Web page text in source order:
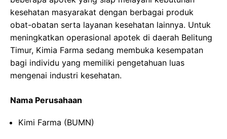
kesehatan masyarakat dengan berbagai produk
obat-obatan serta layanan kesehatan lainnya. Untuk
meningkatkan operasional apotek di daerah Belitung
Timur, Kimia Farma sedang membuka kesempatan
bagi individu yang memiliki pengetahuan luas
mengenai industri kesehatan.
Nama Perusahaan
Kimi Farma (BUMN)